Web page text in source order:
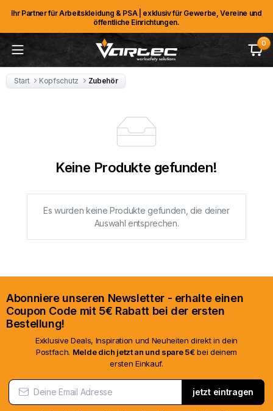
Ihr Partner für Arbeitskleidung & PSA | exklusiv für Gewerbe, Vereine und
öffentliche Einrichtungen.
0
Start Kopfschutz Zubehör
Keine Produkte gefunden!
Es wurden keine Produkte gefunden, die deiner
Auswahl entsprechen.
Abonniere unseren Newsletter - erhalte einen
Coupon Code mit 5€ Rabatt bei der ersten
Bestellung!
Exklusive Deals, Inspiration und Neuheiten direkt in dein
Postfach. Melde dich jetzt an und spare 5€bei deinem
ersten Einkauf.
jetzt eintragen